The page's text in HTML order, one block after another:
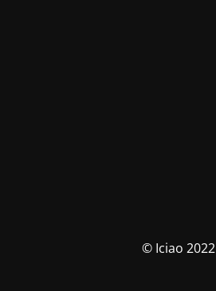
© Iciao 2022